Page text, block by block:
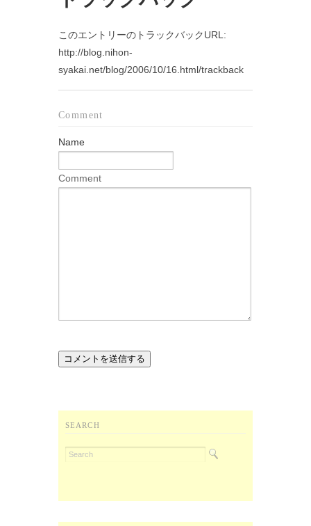
このエントリーのトラックバックURL:
http://blog.nihon-
syakai.net/blog/2006/10/16.html/trackback
Comment
Name
Comment
SEARCH